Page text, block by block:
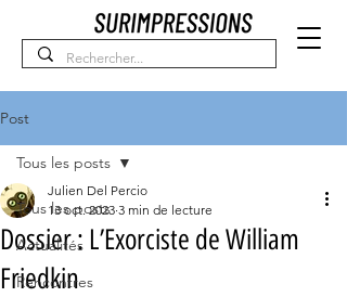
Post
Tous les posts
Actualités
Rencontres
Tous les posts
Dossier : L’Exorciste de William
Friedkin
Julien Del Percio
13 oct. 2023 3 min de lecture